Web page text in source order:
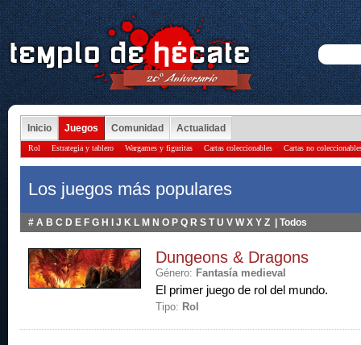
Inicio Juegos Comunidad Actualidad
Rol Estrategia y tablero Wargames y figuritas Cartas coleccionables Cartas no
Los juegos más populares
# A B C D E F G H J K L M N O P Q R S T U V W X Y Z Todos
Dungeons & Dragons
Género: Fantasía medieval
El primer juego de rol del mundo.
Tipo: Rol